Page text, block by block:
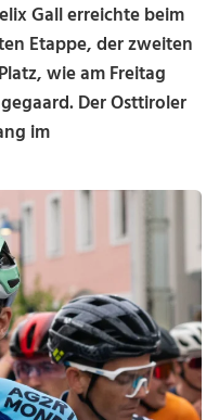
Gall erreichte beim
Etappe, der zweiten
wie am Freitag
Der Osttiroler
im